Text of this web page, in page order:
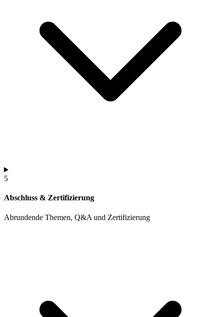
5
Abschluss & Zertifizierung
Abrundende Themen, Q&A und Zertifizierung